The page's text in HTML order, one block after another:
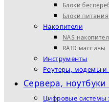
Блоки
Блоки питания
Накопители
NAS
RAID массивы
Инструменты
Роутеры, модемы и
Сервера,
Цифровые системы